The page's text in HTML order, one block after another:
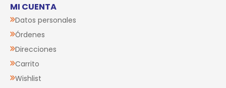
MI CUENTA
Datos personales
Órdenes
Direcciones
Carrito
Wishlist